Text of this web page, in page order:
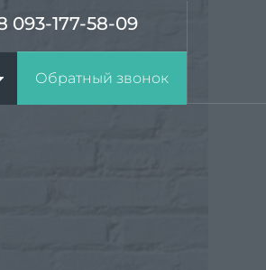
Обратный звонок
093-177-58-09